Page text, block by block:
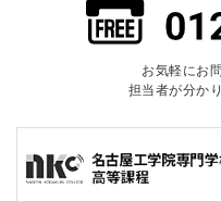
お気軽にお
担当者が分か